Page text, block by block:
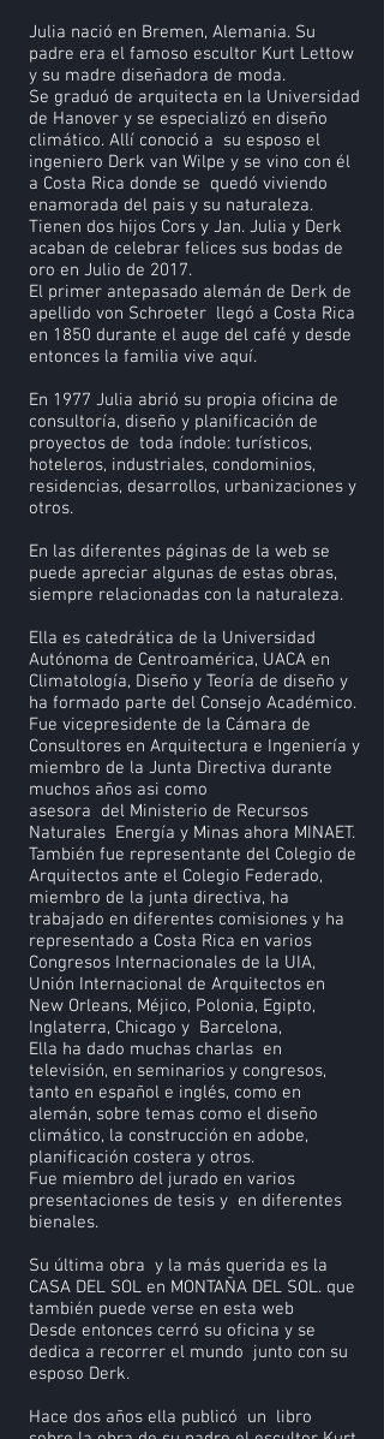
Julia nació en Bremen, Alemania. Su
padre era el famoso escultor Kurt Lettow
y su madre diseñadora de moda.
Se graduó de arquitecta en la Universidad
de Hanover y se especializó en diseño
climático. Allí conoció a su esposo el
ingeniero Derk van Wilpe y se vino con él
a Costa Rica donde se quedó viviendo
enamorada del pais y su naturaleza.
Tienen dos hijos Cors y Jan. Julia y Derk
acaban de celebrar felices sus bodas de
oro en Julio de 2017.
El primer antepasado alemán de Derk de
apellido von Schroeter llegó a Costa Rica
en 1850 durante el auge del café y desde
entonces la familia vive aquí.
En 1977 Julia abrió su propia oficina de
consultoría, diseño y planificación de
proyectos de toda índole: turísticos,
hoteleros, industriales, condominios,
residencias, desarrollos, urbanizaciones y
otros.
En las diferentes páginas de la web se
puede apreciar algunas de estas obras,
siempre relacionadas con la naturaleza.
Ella es catedrática de la Universidad
Autónoma de Centroamérica, UACA en
Climatología, Diseño y Teoría de diseño y
ha formado parte del Consejo Académico.
Fue vicepresidente de la Cámara de
Consultores en Arquitectura e Ingeniería y
miembro de la Junta Directiva durante
muchos años asi como
asesora del Ministerio de Recursos
Naturales Energía y Minas ahora MINAET.
También fue representante del Colegio de
Arquitectos ante el Colegio Federado,
miembro de la junta directiva, ha
trabajado en diferentes comisiones y ha
representado a Costa Rica en varios
Congresos Internacionales de la UIA,
Unión Internacional de Arquitectos en
New Orleans, Méjico, Polonia, Egipto,
Inglaterra, Chicago y Barcelona,
Ella ha dado muchas charlas en
televisión, en seminarios y congresos,
tanto en español e inglés, como en
alemán, sobre temas como el diseño
climático, la construcción en adobe,
planificación costera y otros.
Fue miembro del jurado en varios
presentaciones de tesis y en diferentes
bienales.
Su última obra y la más querida es la
CASA DEL SOL en MONTAÑA DEL SOL. que
también puede verse en esta web
Desde entonces cerró su oficina y se
dedica a recorrer el mundo junto con su
esposo Derk.
Hace dos años ella publicó un libro